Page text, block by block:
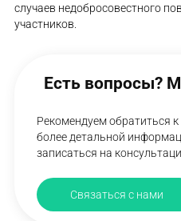
случаев недобросовестного
участников.
Есть вопросы?
Рекомендуем обратиться
более детальной
записаться на
Связаться с нами